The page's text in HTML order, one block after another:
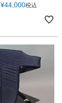
¥44,000税込